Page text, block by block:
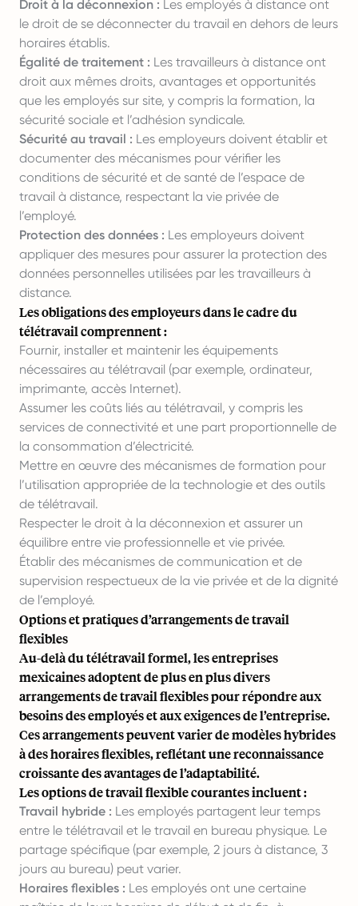
Droit à la déconnexion : Les employés à distance ont
le droit de se déconnecter du travail en dehors de leurs
horaires établis.
Égalité de traitement : Les travailleurs à distance ont
droit aux mêmes droits, avantages et opportunités
que les employés sur site, y compris la formation, la
sécurité sociale et l’adhésion syndicale.
Sécurité au travail : Les employeurs doivent établir et
documenter des mécanismes pour vérifier les
conditions de sécurité et de santé de l’espace de
travail à distance, respectant la vie privée de
l’employé.
Protection des données : Les employeurs doivent
appliquer des mesures pour assurer la protection des
données personnelles utilisées par les travailleurs à
distance.
Les obligations des employeurs dans le cadre du
télétravail comprennent :
Fournir, installer et maintenir les équipements
nécessaires au télétravail (par exemple, ordinateur,
imprimante, accès Internet).
Assumer les coûts liés au télétravail, y compris les
services de connectivité et une part proportionnelle de
la consommation d’électricité.
Mettre en œuvre des mécanismes de formation pour
l’utilisation appropriée de la technologie et des outils
de télétravail.
Respecter le droit à la déconnexion et assurer un
équilibre entre vie professionnelle et vie privée.
Établir des mécanismes de communication et de
supervision respectueux de la vie privée et de la dignité
de l’employé.
Options et pratiques d’arrangements de travail
flexibles
Au-delà du télétravail formel, les entreprises
mexicaines adoptent de plus en plus divers
arrangements de travail flexibles pour répondre aux
besoins des employés et aux exigences de l’entreprise.
Ces arrangements peuvent varier de modèles hybrides
à des horaires flexibles, reflétant une reconnaissance
croissante des avantages de l’adaptabilité.
Les options de travail flexible courantes incluent :
Travail hybride : Les employés partagent leur temps
entre le télétravail et le travail en bureau physique. Le
partage spécifique (par exemple, 2 jours à distance, 3
jours au bureau) peut varier.
Horaires flexibles : Les employés ont une certaine